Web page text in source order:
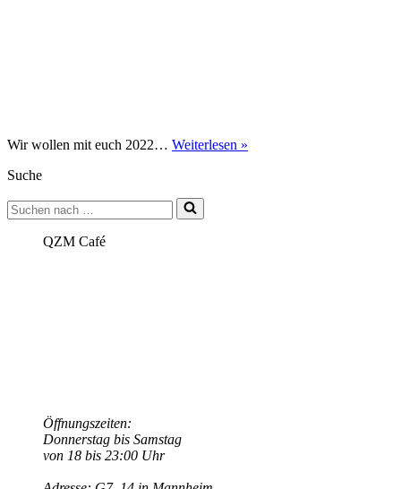
Wir wollen mit euch 2022… Weiterlesen »
Suche
Suchen
nach …
QZM Café
Öffnungszeiten:
Donnerstag bis Samstag
von 18 bis 23:00 Uhr